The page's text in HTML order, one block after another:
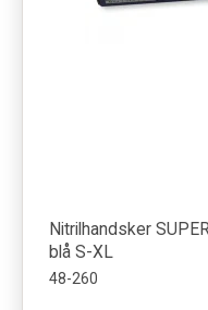
Nitrilhandsker
blå S-XL
48-260